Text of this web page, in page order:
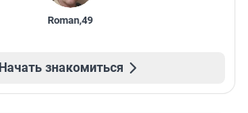
Roman,49
Начать знакомиться